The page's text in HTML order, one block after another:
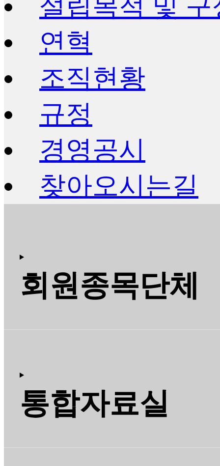
설립목적 및 구
연혁
조직현황
규정
경영공시
찾아오시는길
회원종목단체
통합자료실